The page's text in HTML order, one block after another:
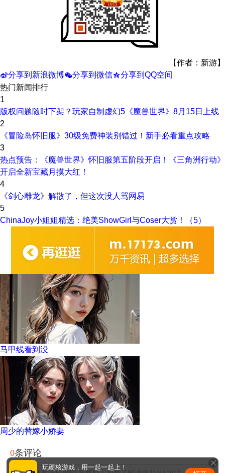
【作者：新游】
t分享到新浪微博w分享到微信z分享到QQ空间
热门新闻排行
1
版权问题随时下架？玩家自制虚幻5《魔兽世界》8月15日上线
2
《冒险岛怀旧服》30级免费神装别错过！新手必看重点攻略
3
热点预告：《魔兽世界》怀旧服第五阶段开启！《三角洲行动》
开启全新宝藏月摸大红！
4
《剑心雕龙》解散了，但这次没人骂网易
5
ChinaJoy小姐姐精选：绝美ShowGirl与Coser大赏！（5）
马甲线看到没
周少的替嫁小娇妻
0条评论
玩硬核游戏，用一起一起上！